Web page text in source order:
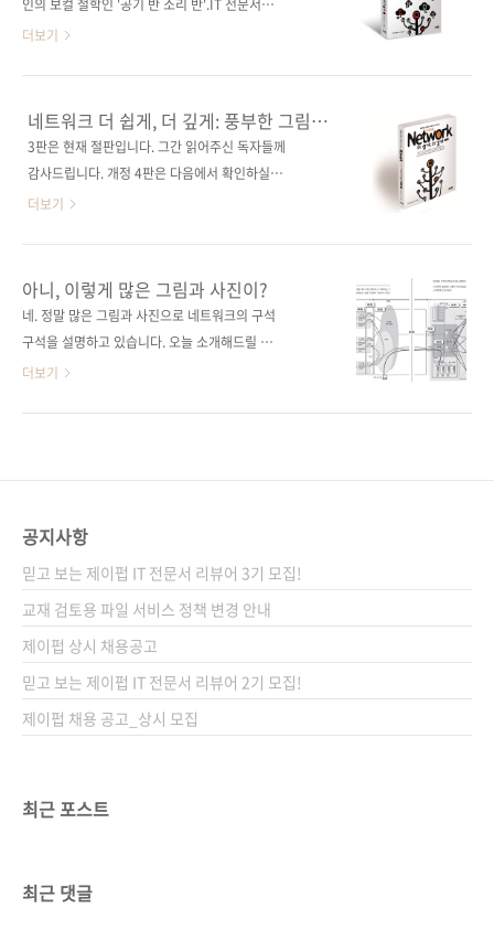
움이 될 것입니다! 자, 이제 지식의 도화선..
9784797394474)저자명 미카미 노부오역자명
박상욱출판일 2020년 1월 13일페이지 296쪽
(soft cover)정 가 25,000원ISBN 979-11-
88621-68-2키워드 네트워크 / 보안 / 라우터 /
스위치 / VoIP / ..
인의 보컬 철학인 '공기 반 소리 반'.IT 전문서에
서도 이와 유사한, '그림 반 텍스트 반'의 콘셉트
트셀러로 판매되고 있는 [ネットワーク超入門
講座 第4版]의 번역서인 [네트워크 쉽게, 더 쉽
게(제4판)]입니다. "쉽게, 더 쉽게" 시리즈의 하
실타래처럼 이해할 수 있도록 도와 줍니다. 그동
안 유지해 온 시리즈의 특징대로 입문자들을 위
어 있습니다. 이 구성 덕에 내용마다 머리로 한
번, 눈으로 또 한 번 익힐 수 있게 하여 더욱 확실
히 머리에 남습니다.심지어는 책 도입부의 '이 ..
더보기
네트워크 더 쉽게, 더 깊게: 풍부한 그림과
사진으로 배우는
3판은 현재 절판입니다. 그간 읽어주신 독자들께
감사드립니다. 개정 4판은 다음에서 확인하실 수
있습니다. https://jpub.tistory.com/1000 네
트뱅크 크리에이티브 원서명 ネットワーク超
入門講座(원서 ISBN: 9784797373141) 저자
명 미카미 노부오 역자명 박상욱 출판일 2014년
게’ 시리즈 003 판 형 (170*225*18) 제 본 무선
(soft cover) 정 가 24,000원 ISBN 979-11-
더보기
아니, 이렇게 많은 그림과 사진이?
네. 정말 많은 그림과 사진으로 네트워크의 구석
구석을 설명하고 있습니다. 오늘 소개해드릴 책
은 일본에서 네트워크 서적들 중 오랫동안 베스
설명과 많은 그림으로 구성되어 있습니다. 심지
으로 보여주고 있답니다.^^; 얼마나 많은 그림과
사진으로 쉽게 설명하고 있는지는 이 포스트 하
단 부분에 있는 샘플 PDF를 참고하시길 바랍니
다. 저자인 미카미 노부오 님은 대기업에서 네트
워크 엔지니어로 오랫동안 일해 오고 있는데, 자
신이 겪은 ..
더보기
공지사항
믿고 보는 제이펍 IT 전문서 리뷰어 3기 모집!
교재 검토용 파일 서비스 정책 변경 안내
제이펍 상시 채용공고
믿고 보는 제이펍 IT 전문서 리뷰어 2기 모집!
제이펍 채용 공고_상시 모집
최근 포스트
최근 댓글